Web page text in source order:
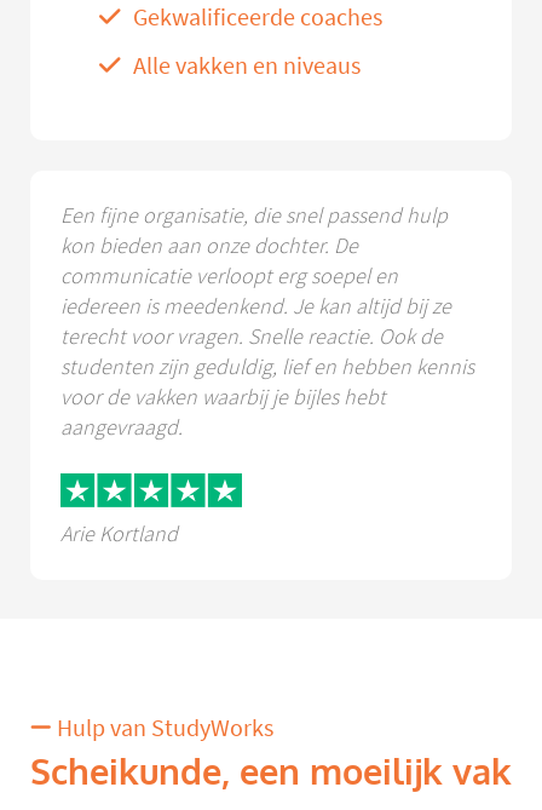
Gekwalificeerde coaches
Alle vakken en niveaus
Een fijne organisatie, die snel passend hulp
kon bieden aan onze dochter. De
communicatie verloopt erg soepel en
iedereen is meedenkend. Je kan altijd bij ze
terecht voor vragen. Snelle reactie. Ook de
studenten zijn geduldig, lief en hebben kennis
voor de vakken waarbij je bijles hebt
aangevraagd.
Arie Kortland
Hulp van StudyWorks
Scheikunde, een moeilijk vak